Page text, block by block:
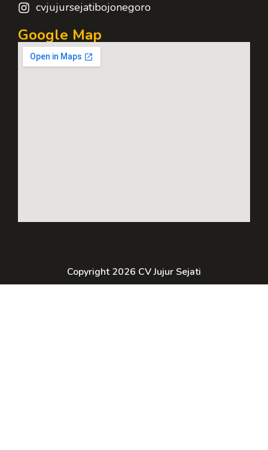
cvjujursejatibojonegoro
Google Map
Copyright 2026 CV Jujur Sejati